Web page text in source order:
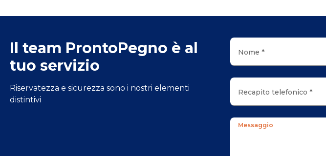
Il team ProntoPegno è al
tuo servizio
Riservatezza e sicurezza sono i nostri elementi
distintivi
Nome *
Recapito telefonico *
Messaggio